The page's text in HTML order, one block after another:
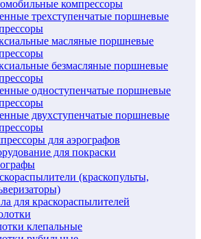
компрессоры
трехступенчатые поршневые
масляные поршневые
безмасляные поршневые
одноступенчатые поршневые
двухступенчатые поршневые
для аэрографов
для покраски
(краскопульты,
для краскораспылителей
клепальные